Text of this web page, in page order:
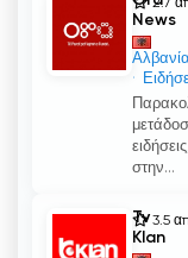
News
Αλβανία
2.7
στην...
Tv
Klan
3.5